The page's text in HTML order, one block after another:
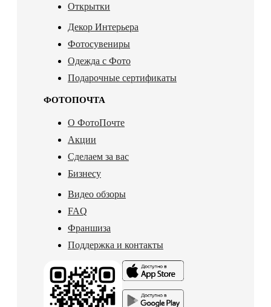
Открытки
Декор Интерьера
Фотосувениры
Одежда с Фото
Подарочные сертификаты
ФОТОПОЧТА
О ФотоПочте
Акции
Сделаем за вас
Бизнесу
Видео обзоры
FAQ
Франшиза
Поддержка и контакты